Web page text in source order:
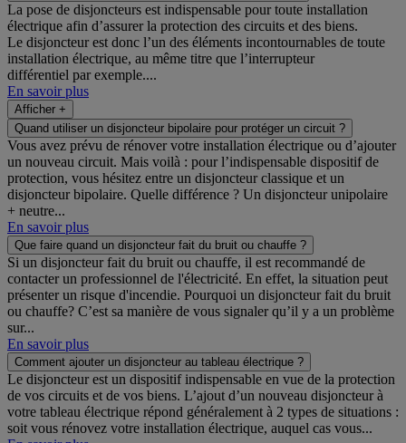
La pose de disjoncteurs est indispensable pour toute installation
électrique afin d’assurer la protection des circuits et des biens.
Le disjoncteur est donc l’un des éléments incontournables de toute
installation électrique, au même titre que l’interrupteur
différentiel par exemple....
En savoir plus
Afficher +
Quand utiliser un disjoncteur bipolaire pour protéger un circuit ?
Vous avez prévu de rénover votre installation électrique ou d’ajouter
un nouveau circuit. Mais voilà : pour l’indispensable dispositif de
protection, vous hésitez entre un disjoncteur classique et un
disjoncteur bipolaire. Quelle différence ? Un disjoncteur unipolaire
+ neutre...
En savoir plus
Que faire quand un disjoncteur fait du bruit ou chauffe ?
Si un disjoncteur fait du bruit ou chauffe, il est recommandé de
contacter un professionnel de l'électricité. En effet, la situation peut
présenter un risque d'incendie. Pourquoi un disjoncteur fait du bruit
ou chauffe? C’est sa manière de vous signaler qu’il y a un problème
sur...
En savoir plus
Comment ajouter un disjoncteur au tableau électrique ?
Le disjoncteur est un dispositif indispensable en vue de la protection
de vos circuits et de vos biens. L’ajout d’un nouveau disjoncteur à
votre tableau électrique répond généralement à 2 types de situations :
soit vous rénovez votre installation électrique, auquel cas vous...